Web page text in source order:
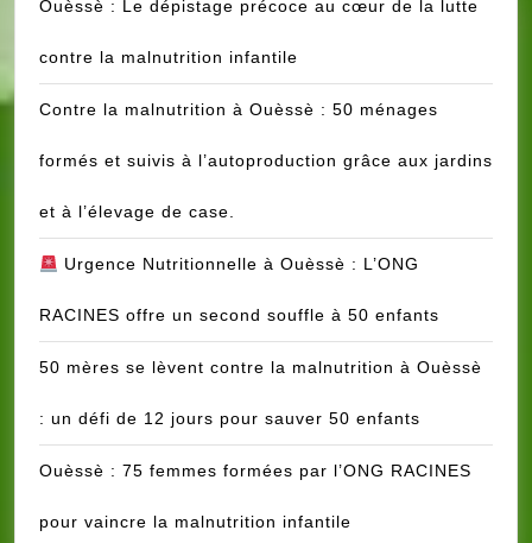
Programmes
Santé
&
Solidarité
Ouèssè : Le dépistage précoce au cœur de la lutte
contre la malnutrition infantile
Contre la malnutrition à Ouèssè : 50 ménages
formés et suivis à l’autoproduction grâce aux jardins
et à l’élevage de case.
Urgence Nutritionnelle à Ouèssè : L’ONG
RACINES offre un second souffle à 50 enfants
50 mères se lèvent contre la malnutrition à Ouèssè
: un défi de 12 jours pour sauver 50 enfants
Ouèssè : 75 femmes formées par l’ONG RACINES
pour vaincre la malnutrition infantile